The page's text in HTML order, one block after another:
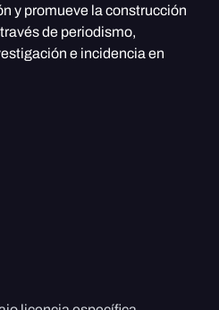
y promueve la construcción
de periodismo,
e incidencia en